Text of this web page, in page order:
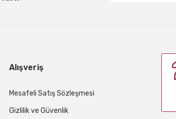
Alışveriş
Mesafeli Satış Sözleşmesi
Gizlilik ve Güvenlik